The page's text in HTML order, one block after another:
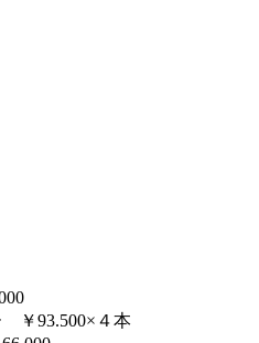
￥93.500×４本